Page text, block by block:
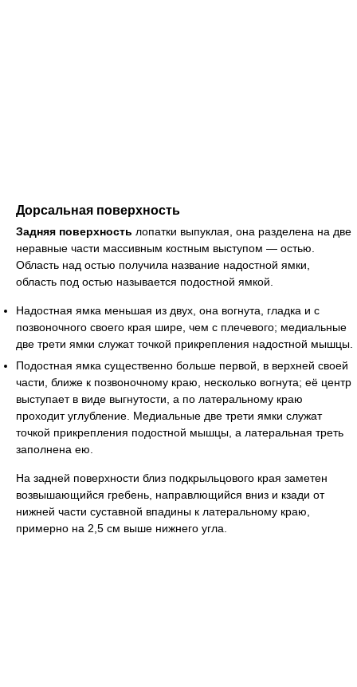
Дорсальная поверхность
Задняя поверхность лопатки выпуклая, она разделена на две
неравные части массивным костным выступом — остью.
Область над остью получила название надостной ямки,
область под остью называется подостной ямкой.
Надостная ямка меньшая из двух, она вогнута, гладка и с
позвоночного своего края шире, чем с плечевого; медиальные
две трети ямки служат точкой прикрепления надостной мышцы.
Подостная ямка существенно больше первой, в верхней своей
части, ближе к позвоночному краю, несколько вогнута; её центр
выступает в виде выгнутости, а по латеральному краю
проходит углубление. Медиальные две трети ямки служат
точкой прикрепления подостной мышцы, а латеральная треть
заполнена ею.
На задней поверхности близ подкрыльцового края заметен
возвышающийся гребень, направлющийся вниз и кзади от
нижней части суставной впадины к латеральному краю,
примерно на 2,5 см выше нижнего угла.